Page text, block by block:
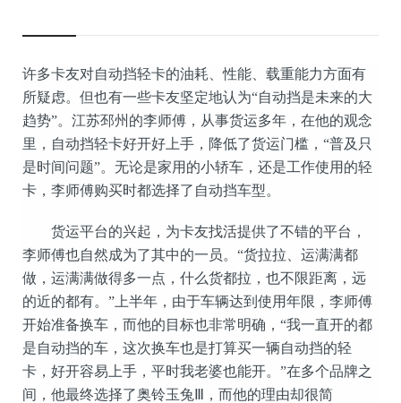
许多卡友对自动挡轻卡的油耗、性能、载重能力方面有
所疑虑。但也有一些卡友坚定地认为“自动挡是未来的大
趋势”。江苏邳州的李师傅，从事货运多年，在他的观念
里，自动挡轻卡好开好上手，降低了货运门槛，“普及只
是时间问题”。无论是家用的小轿车，还是工作使用的轻
卡，李师傅购买时都选择了自动挡车型。
货运平台的兴起，为卡友找活提供了不错的平台，
李师傅也自然成为了其中的一员。“货拉拉、运满满都
做，运满满做得多一点，什么货都拉，也不限距离，远
的近的都有。”上半年，由于车辆达到使用年限，李师傅
开始准备换车，而他的目标也非常明确，“我一直开的都
是自动挡的车，这次换车也是打算买一辆自动挡的轻
卡，好开容易上手，平时我老婆也能开。”在多个品牌之
间，他最终选择了奥铃玉兔Ⅲ，而他的理由却很简